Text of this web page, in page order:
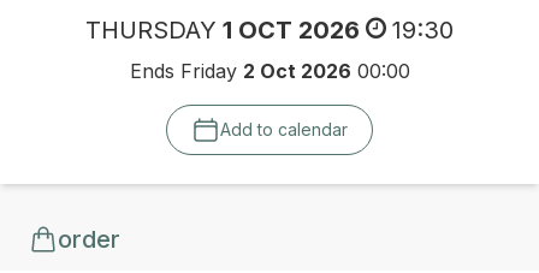
THURSDAY 1 OCT 2026 19:30
Ends Friday 2 Oct 2026 00:00
Add to calendar
order